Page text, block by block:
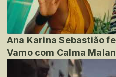
Ana Karina Sebastião
Vamo com Calma